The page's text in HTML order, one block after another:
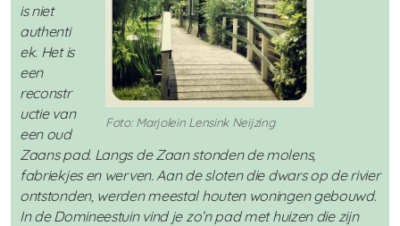
Foto: Marjolein Lensink Neijzing
is niet
authenti
ek. Het is
een
reconstr
uctie van
een oud
Zaans pad. Langs de Zaan stonden de molens,
fabriekjes en werven. Aan de sloten die dwars op de rivier
ontstonden, werden meestal houten woningen gebouwd.
In de Domineestuin vind je zo’n pad met huizen die zijn